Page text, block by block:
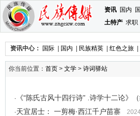
资讯 国内
土特产 求职
资讯中心： 国际 国内 民族精英 红色之旅
你当前位置： 首页 > 文学 > 诗词驿站
· 《“陈氏古风十四行诗” .诗学十二论》（
·天宜居士： 一剪梅·西江千户苗寨